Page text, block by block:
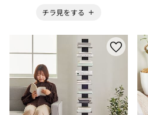
チラ見をする